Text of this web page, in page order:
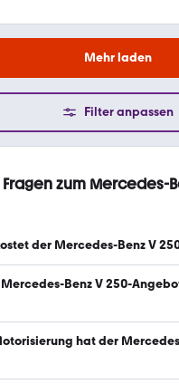
Mehr laden
Filter anpassen
zum Mercedes-
der Mercedes-Benz V
Preis für einen Mercedes-Benz
47.437 € und 64.102 €.
Benz V 250-
64 Mercedes-Benz V
Gebraucht- und 0
hat der